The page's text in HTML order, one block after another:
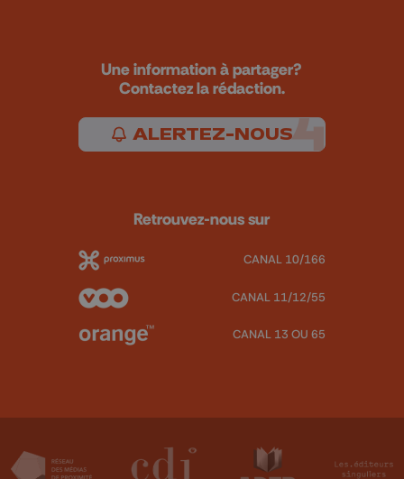
Une information à partager?
Contactez la rédaction.
ALERTEZ-NOUS
Retrouvez-nous sur
CANAL 10/166
CANAL 11/12/55
CANAL 13 OU 65